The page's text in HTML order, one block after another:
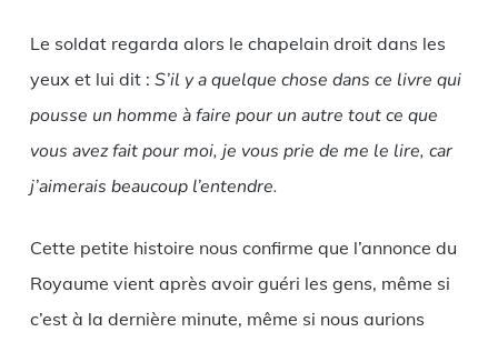
Le soldat regarda alors le chapelain droit dans les
yeux et lui dit : S’il y a quelque chose dans ce livre qui
pousse un homme à faire pour un autre tout ce que
vous avez fait pour moi, je vous prie de me le lire, car
j’aimerais beaucoup l’entendre.
Cette petite histoire nous confirme que l’annonce du
Royaume vient après avoir guéri les gens, même si
c’est à la dernière minute, même si nous aurions